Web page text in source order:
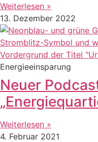
Weiterlesen »
13. Dezember 2022
Energieeinsparung
Neuer
Weiterlesen »
4. Februar 2021